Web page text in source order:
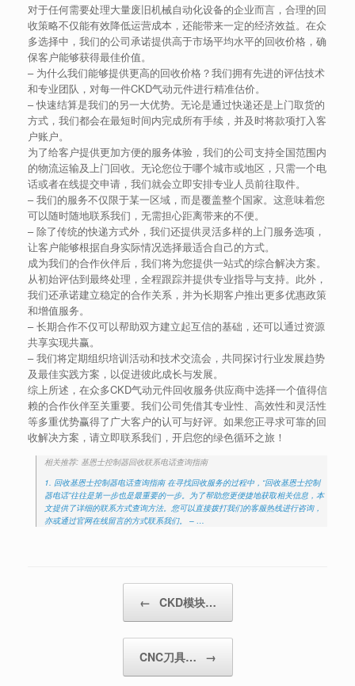
对于任何需要处理大量废旧机械自动化设备的企业而言，合理的回
收策略不仅能有效降低运营成本，还能带来一定的经济效益。在众
多选择中，我们的公司承诺提供高于市场平均水平的回收价格，确
保客户能够获得最佳价值。
– 为什么我们能够提供更高的回收价格？我们拥有先进的评估技术
和专业团队，对每一件CKD气动元件进行精准估价。
– 快速结算是我们的另一大优势。无论是通过快递还是上门取货的
方式，我们都会在最短时间内完成所有手续，并及时将款项打入客
户账户。
为了给客户提供更加方便的服务体验，我们的公司支持全国范围内
的物流运输及上门回收。无论您位于哪个城市或地区，只需一个电
话或者在线提交申请，我们就会立即安排专业人员前往取件。
– 我们的服务不仅限于某一区域，而是覆盖整个国家。这意味着您
可以随时随地联系我们，无需担心距离带来的不便。
– 除了传统的快递方式外，我们还提供灵活多样的上门服务选项，
让客户能够根据自身实际情况选择最适合自己的方式。
成为我们的合作伙伴后，我们将为您提供一站式的综合解决方案。
从初始评估到最终处理，全程跟踪并提供专业指导与支持。此外，
我们还承诺建立稳定的合作关系，并为长期客户推出更多优惠政策
和增值服务。
– 长期合作不仅可以帮助双方建立起互信的基础，还可以通过资源
共享实现共赢。
– 我们将定期组织培训活动和技术交流会，共同探讨行业发展趋势
及最佳实践方案，以促进彼此成长与发展。
综上所述，在众多CKD气动元件回收服务供应商中选择一个值得信
赖的合作伙伴至关重要。我们公司凭借其专业性、高效性和灵活性
等多重优势赢得了广大客户的认可与好评。如果您正寻求可靠的回
收解决方案，请立即联系我们，开启您的绿色循环之旅！
相关推荐: 基恩士控制器回收联系电话查询指南
1. 回收基恩士控制器电话查询指南 在寻找回收服务的过程中，“回收基恩士控制
器电话”往往是第一步也是最重要的一步。为了帮助您更便捷地获取相关信息，本
文提供了详细的联系方式查询方法。您可以直接拨打我们的客服热线进行咨询，
亦或通过官网在线留言的方式联系我们。 – …
← CKD模块…
CNC刀具… →